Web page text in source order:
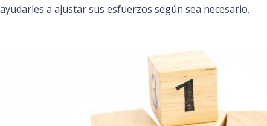
a ajustar sus esfuerzos según sea necesario.